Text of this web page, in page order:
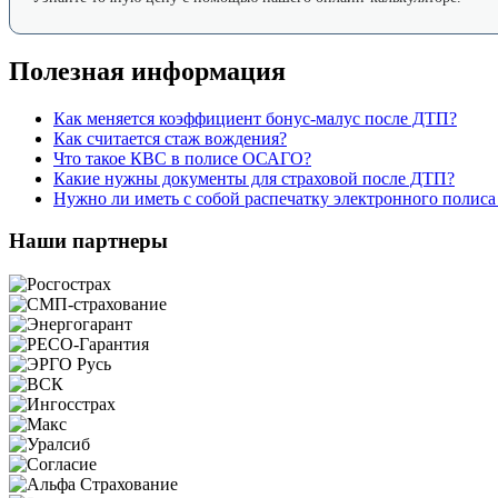
Полезная информация
Как меняется коэффициент бонус-малус после ДТП?
Как считается стаж вождения?
Что такое КВС в полисе ОСАГО?
Какие нужны документы для страховой после ДТП?
Нужно ли иметь с собой распечатку электронного
Наши партнеры